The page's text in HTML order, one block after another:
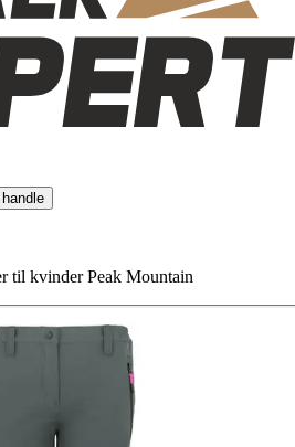
til kvinder Peak Mountain